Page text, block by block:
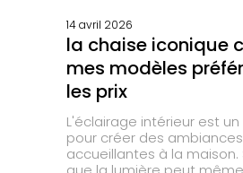
14 avril 2026
la chaise iconique
mes modèles
les prix
L'éclairage intérieur est
pour créer des
accueillantes à la maison.